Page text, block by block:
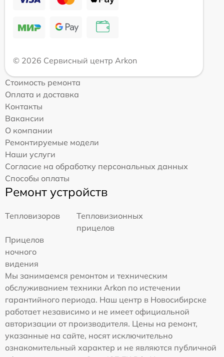
© 2026 Сервисный центр Arkon
Стоимость ремонта
Оплата и доставка
Контакты
Вакансии
О компании
Ремонтируемые модели
Наши услуги
Согласие на обработку персональных данных
Способы оплаты
Ремонт устройств
Тепловизоров
Тепловизионных
прицелов
Прицелов
ночного
видения
Мы занимаемся ремонтом и техническим
обслуживанием техники Arkon по истечении
гарантийного периода. Наш центр в Новосибирске
работает независимо и не имеет официальной
авторизации от производителя. Цены на ремонт,
указанные на сайте, носят исключительно
ознакомительный характер и не являются публичной